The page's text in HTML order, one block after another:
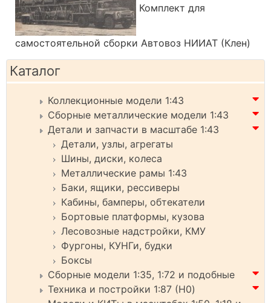
Комплект для
самостоятельной сборки Автовоз НИИАТ (Клен)
Каталог
Коллекционные модели 1:43
Сборные металлические модели 1:43
Детали и запчасти в масштабе 1:43
Детали, узлы, агрегаты
Шины, диски, колеса
Металлические рамы 1:43
Баки, ящики, рессиверы
Кабины, бамперы, обтекатели
Бортовые платформы, кузова
Лесовозные надстройки, КМУ
Фургоны, КУНГи, будки
Боксы
Сборные модели 1:35, 1:72 и подобные
Техника и постройки 1:87 (H0)